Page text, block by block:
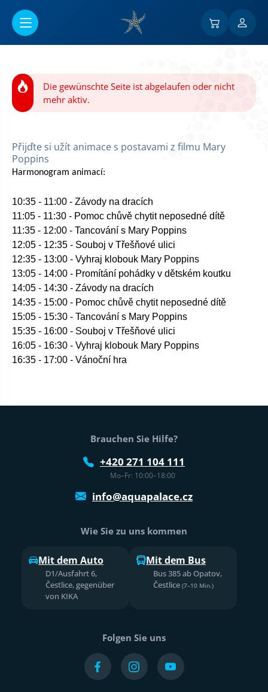
Die gewünschte Seite ist abgelaufen oder nicht
mehr aktiv.
Přijďte si užít animace s postavami z filmu Mary
Poppins
Harmonogram animací:
10:35 - 11:00 - Závody na dracích
11:05 - 11:30 - Pomoc chůvě chytit neposedné dítě
11:35 - 12:00 - Tancování s Mary Poppins
12:05 - 12:35 - Souboj v Třešňové ulici
12:35 - 13:00 - Vyhraj klobouk Mary Poppins
13:05 - 14:00 - Promítání pohádky v dětském koutku
14:05 - 14:30 - Závody na dracích
14:35 - 15:00 - Pomoc chůvě chytit neposedné dítě
15:05 - 15:30 - Tancování s Mary Poppins
15:35 - 16:00 - Souboj v Třešňové ulici
16:05 - 16:30 - Vyhraj klobouk Mary Poppins
16:35 - 17:00 - Vánoční hra
Fußtext der Website
Brauchen Sie Hilfe?
+420 271 104 111
Mo–Fr: 10:00–18:00
info@aquapalace.cz
Wie Sie zu uns kommen
Mit dem Auto
D1/Ausfahrt 6,
Čestlice, gegenüber
von KIKA
Mit dem Bus
Bus 385 ab Opatov,
Čestlice (7–10 Min.)
Folgen Sie uns